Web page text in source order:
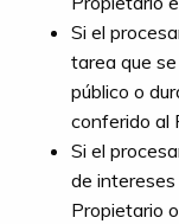
Si el
tarea que
público o
conferido al
Si el
de
Propietario